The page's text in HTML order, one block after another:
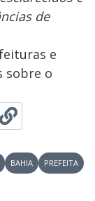
de
e
sobre o
BAHIA PREFEITA